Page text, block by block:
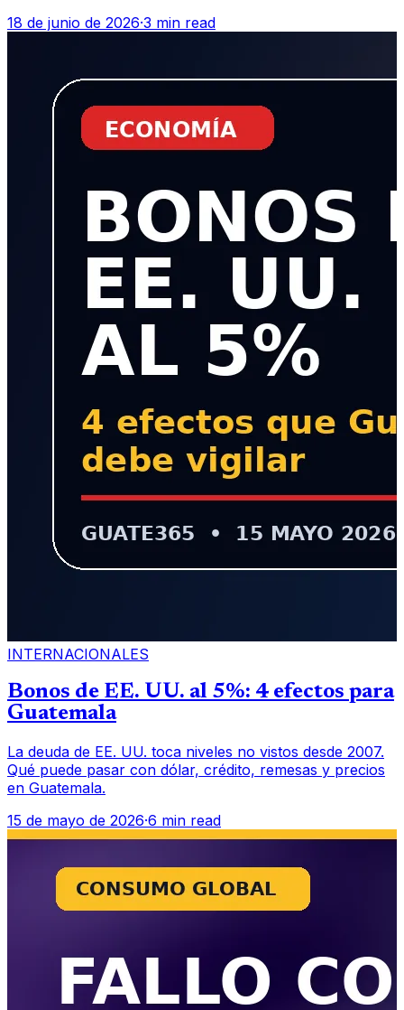
18 de junio de 2026·3 min read
INTERNACIONALES
Bonos de EE. UU. al 5%: 4 efectos para
Guatemala
La deuda de EE. UU. toca niveles no vistos desde 2007.
Qué puede pasar con dólar, crédito, remesas y precios
en Guatemala.
15 de mayo de 2026·6 min read